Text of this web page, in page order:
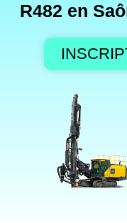
R482 en